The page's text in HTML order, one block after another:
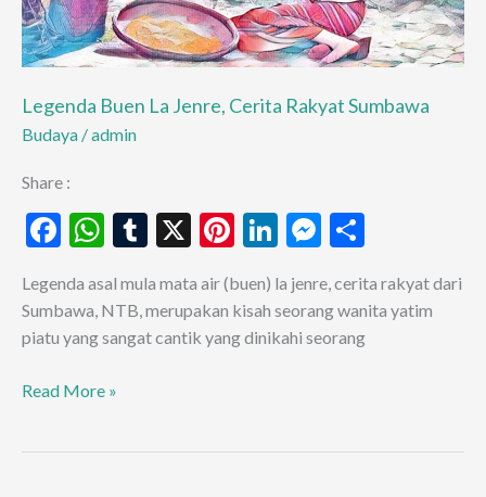
Legenda Buen La Jenre, Cerita Rakyat Sumbawa
Budaya /admin
Share :
F
e
b
o
W
at
s
p
T
m
bl
X
Pi
er
es
Li
ke
dI
M
se
n
ar
e
Legenda asal mula mata air (buen) la jenre, cerita rakyat dari
Sumbawa, NTB, merupakan kisah seorang wanita yatim
piatu yang sangat cantik yang dinikahi seorang
Legenda
Read More »